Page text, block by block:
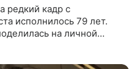
редкий кадр с
исполнилось 79 лет.
на личной